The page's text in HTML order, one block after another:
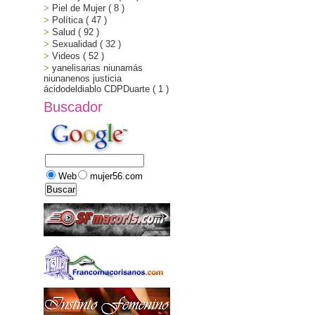
Piel de Mujer ( 8 )
Política ( 47 )
Salud ( 92 )
Sexualidad ( 32 )
Videos ( 52 )
yanelisarias niunamás
niunanenos justicia
ácidodeldiablo CDPDuarte ( 1 )
Buscador
Web mujer56.com